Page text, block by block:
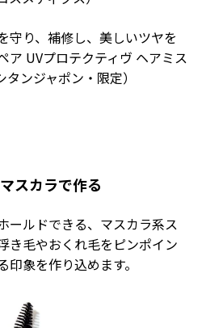
守り、補修し、美しいツヤを
ア UVプロテクティヴ ヘアミス
ンジャポン・限定）
スカラで作る
ールドできる、マスカラ系ス
き毛やおくれ毛をピンポイン
印象を作り込めます。